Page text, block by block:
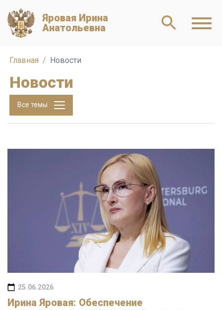
Яровая Ирина
Анатольевна
Главная Новости
Новости
Все темы
25.06.2026
Ирина Яровая: Обеспечение